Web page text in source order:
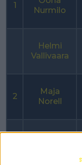
1
Nurmilo
Helmi
Vallivaara
2
Maja
Norell